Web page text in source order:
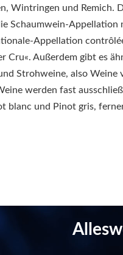
Wintringen und Remich.
Schaumwein-
Appellation
Cru«. Außerdem gibt es
Strohweine, also
werden fast
blanc und Pinot gris,